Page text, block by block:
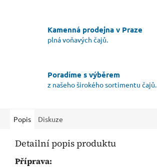
Kamenná prodejna v Praze
plná voňavých čajů.
Poradíme s výběrem
z našeho širokého sortimentu čajů.
Popis Diskuze
Detailní popis produktu
Příprava: